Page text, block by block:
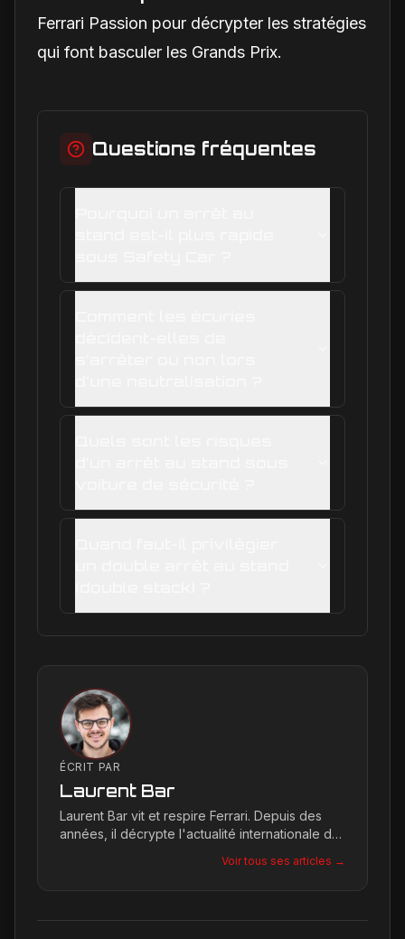
Ferrari Passion pour décrypter les stratégies
qui font basculer les Grands Prix.
Questions fréquentes
ÉCRIT PAR
Laurent Bar
Laurent Bar vit et respire Ferrari. Depuis des
années, il décrypte l'actualité internationale du
détails qui façonnent la légende de la marque.
Son site, Ferrari Passion, est le reflet de son
Maranello.
Voir tous ses articles →